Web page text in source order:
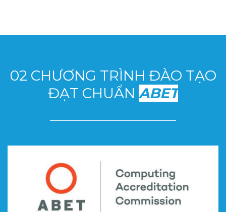
02 CHƯƠNG TRÌNH ĐÀO TẠO
ĐẠT CHUẨN ABET